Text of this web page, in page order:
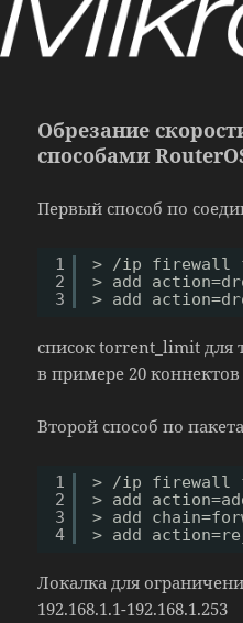
Обрезание
способами
Первый способ по
1
2
3
> /ip
> add
> add
список torrent_limit для
в примере 20 коннектов
Второй способ по
1
2
3
4
> /ip
> add
> add
> add
Локалка для
192.168.1.1-192.168.1.253